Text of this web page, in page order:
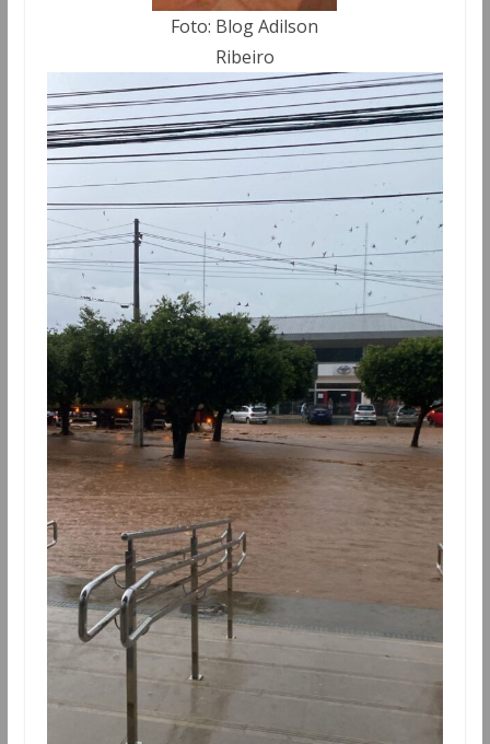
Foto: Blog Adilson
Ribeiro